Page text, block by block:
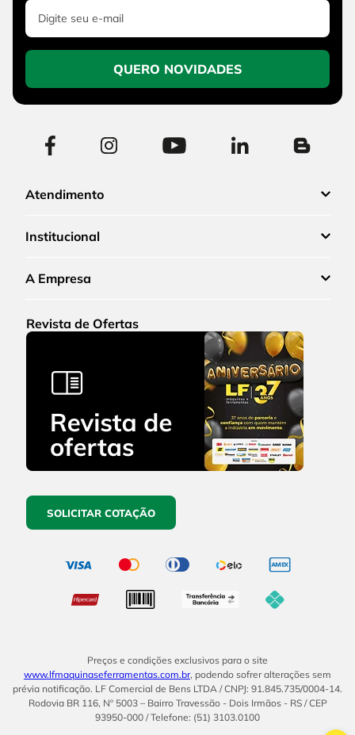
QUERO NOVIDADES
Atendimento
Institucional
A Empresa
Revista de Ofertas
SOLICITAR COTAÇÃO
Preços e condições exclusivos para o site
www.lfmaquinaseferramentas.com.br, podendo sofrer alterações sem
prévia notificação. LF Comercial de Bens LTDA / CNPJ: 91.845.735/0004-14.
Rodovia BR 116, Nº 5003 – Bairro Travessão - Dois Irmãos - RS / CEP
93950-000 / Telefone: (51) 3103.0100